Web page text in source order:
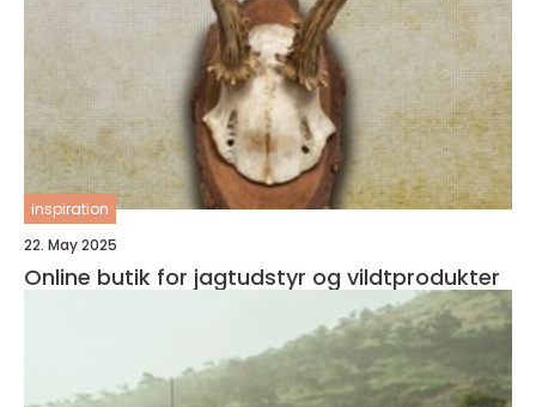
inspiration
22. May 2025
Online butik for jagtudstyr og vildtprodukter